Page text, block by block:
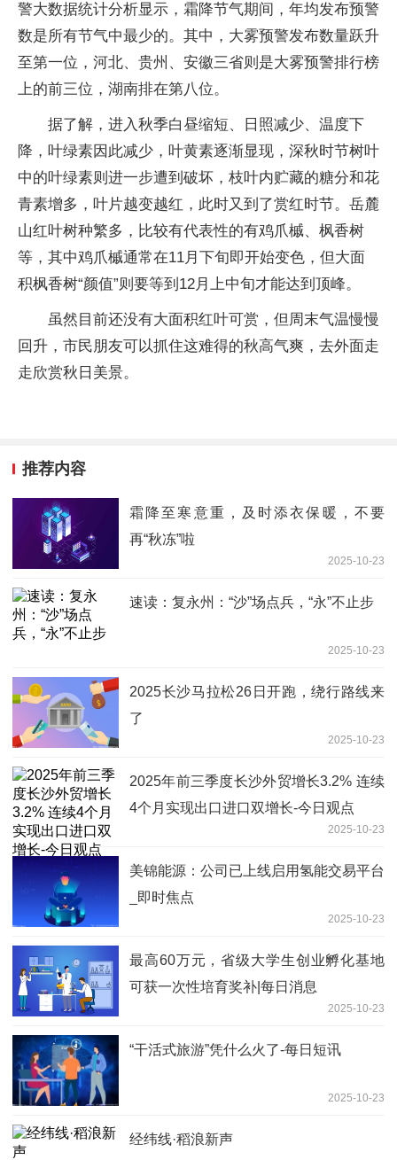
警大数据统计分析显示，霜降节气期间，年均发布预警
数是所有节气中最少的。其中，大雾预警发布数量跃升
至第一位，河北、贵州、安徽三省则是大雾预警排行榜
上的前三位，湖南排在第八位。
据了解，进入秋季白昼缩短、日照减少、温度下
降，叶绿素因此减少，叶黄素逐渐显现，深秋时节树叶
中的叶绿素则进一步遭到破坏，枝叶内贮藏的糖分和花
青素增多，叶片越变越红，此时又到了赏红时节。岳麓
山红叶树种繁多，比较有代表性的有鸡爪槭、枫香树
等，其中鸡爪槭通常在11月下旬即开始变色，但大面
积枫香树“颜值”则要等到12月上中旬才能达到顶峰。
虽然目前还没有大面积红叶可赏，但周末气温慢慢
回升，市民朋友可以抓住这难得的秋高气爽，去外面走
走欣赏秋日美景。
推荐内容
霜降至寒意重，及时添衣保暖，不要
再“秋冻”啦
2025-10-23
速读：复永州：“沙”场点兵，“永”不止步
2025-10-23
2025长沙马拉松26日开跑，绕行路线来
了
2025-10-23
2025年前三季度长沙外贸增长3.2% 连续
4个月实现出口进口双增长-今日观点
2025-10-23
美锦能源：公司已上线启用氢能交易平台
_即时焦点
2025-10-23
最高60万元，省级大学生创业孵化基地
可获一次性培育奖补|每日消息
2025-10-23
“干活式旅游”凭什么火了-每日短讯
2025-10-23
经纬线·稻浪新声